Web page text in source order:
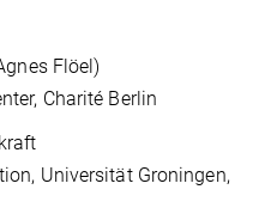
Flöel)
Charité Berlin
Universität Groningen,